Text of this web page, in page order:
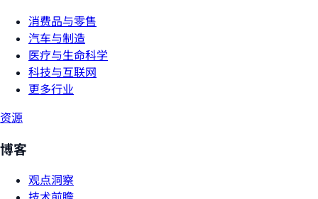
消费品与零售
汽车与制造
医疗与生命科学
科技与互联网
更多行业
资源
博客
观点洞察